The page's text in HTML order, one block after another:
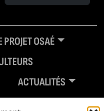
PROJET OSAÉ
ACTUALITÉS